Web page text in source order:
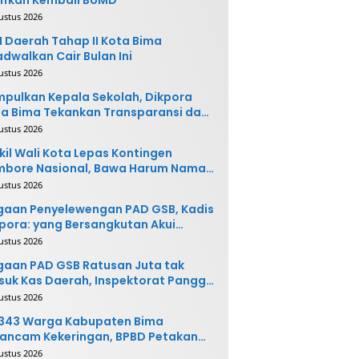
2026
Daerah Tahap II Kota Bima
Cair Bulan Ini
2026
Kepala Sekolah, Dikpora
Bima Tekankan Transparansi dan
2026
Wali Kota Lepas Kontingen
Nasional, Bawa Harum Nama
Bima
2026
Penyelewengan PAD GSB, Kadis
yang Bersangkutan Akui
dan Siap
2026
PAD GSB Ratusan Juta tak
Kas Daerah, Inspektorat Panggil
Terkait
2026
Warga Kabupaten Bima
Kekeringan, BPBD Petakan
Rawan
2026